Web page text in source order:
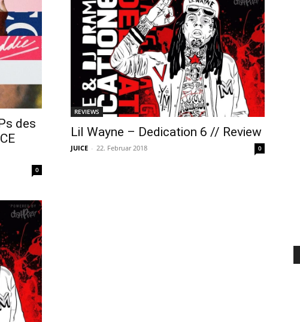
des
0
REVIEWS
Lil Wayne – Dedication 6 // Review
JUICE - 22. Februar 2018 0